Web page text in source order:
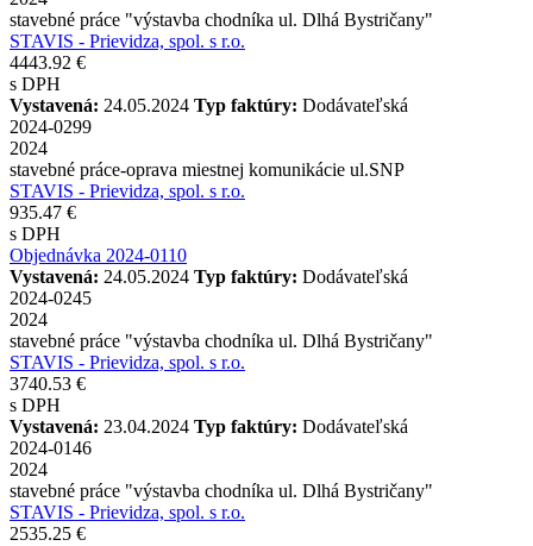
stavebné práce "výstavba chodníka ul. Dlhá Bystričany"
STAVIS - Prievidza, spol. s r.o.
4443.92 €
s DPH
Vystavená: 24.05.2024 Typ faktúry: Dodávateľská
2024-0299
2024
stavebné práce-oprava miestnej komunikácie ul.SNP
STAVIS - Prievidza, spol. s r.o.
935.47 €
s DPH
Objednávka 2024-0110
Vystavená: 24.05.2024 Typ faktúry: Dodávateľská
2024-0245
2024
stavebné práce "výstavba chodníka ul. Dlhá Bystričany"
STAVIS - Prievidza, spol. s r.o.
3740.53 €
s DPH
Vystavená: 23.04.2024 Typ faktúry: Dodávateľská
2024-0146
2024
stavebné práce "výstavba chodníka ul. Dlhá Bystričany"
STAVIS - Prievidza, spol. s r.o.
2535.25 €